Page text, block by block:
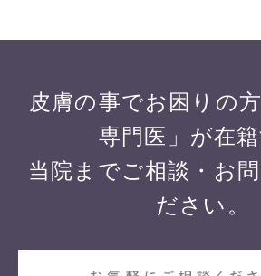
皮膚の事でお困りの
専門医」が在
当院までご相談・お
ださい。